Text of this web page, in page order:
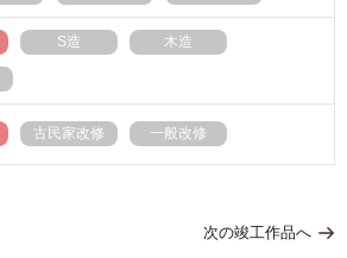
S造 木造
古民家改修 一般改修
次の竣工作品へ